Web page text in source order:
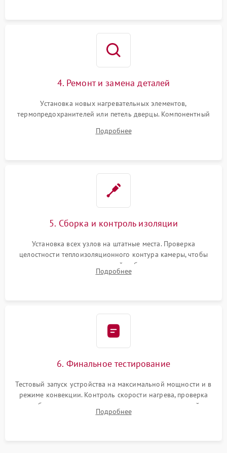
4. Ремонт и замена деталей
Установка новых нагревательных элементов,
термопредохранителей или петель дверцы. Компонентный
выгоревших реле, восстановление контактов и замена
Подробнее
5. Сборка и контроль изоляции
Установка всех узлов на штатные места. Проверка
целостности теплоизоляционного контура камеры, чтобы
исключить перегрев кухонной мебели и потерю тепла.
Надежная фиксация клемм и сборка корпуса шкафа.
Подробнее
6. Финальное тестирование
Тестовый запуск устройства на максимальной мощности и в
режиме конвекции. Контроль скорости нагрева, проверка
срабатывания термостата при достижении заданной
температуры и тест на отсутствие утечек тока.
Подробнее